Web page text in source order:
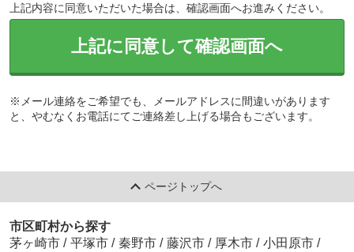
上記内容に同意いただいた場合は、確認画面へお進みください。
上記に同意して確認画面へ
※メール連絡をご希望でも、メールアドレスに間違いがあります
と、やむなくお電話にてご連絡差し上げる場合もございます。
ページトップへ
市区町村から探す
茅ヶ崎市 / 平塚市 / 秦野市 / 藤沢市 / 厚木市 / 小田原市 /